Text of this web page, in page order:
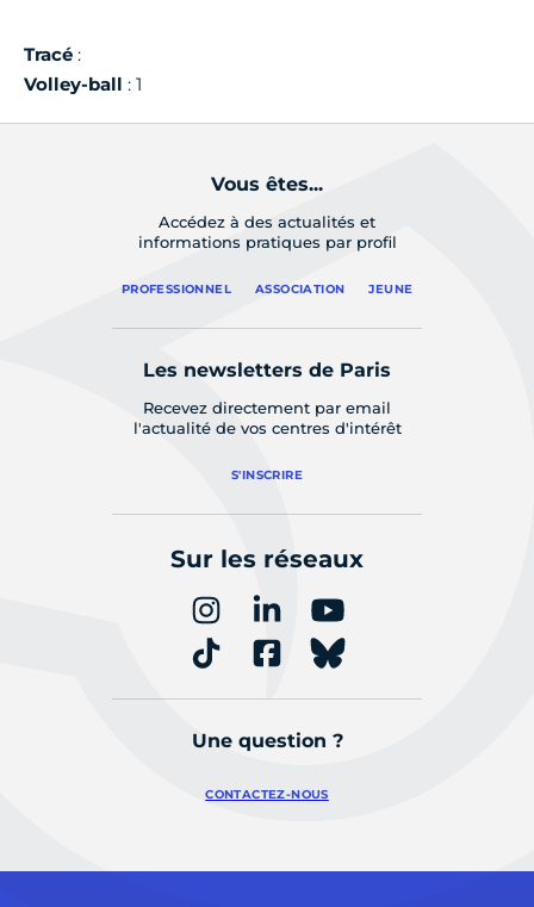
Tracé :
Volley-ball : 1
Vous êtes...
Accédez à des actualités et
informations pratiques par profil
PROFESSIONNEL ASSOCIATION JEUNE
Les newsletters de Paris
Recevez directement par email
l'actualité de vos centres d'intérêt
S'INSCRIRE
Sur les réseaux
Une question ?
CONTACTEZ-NOUS